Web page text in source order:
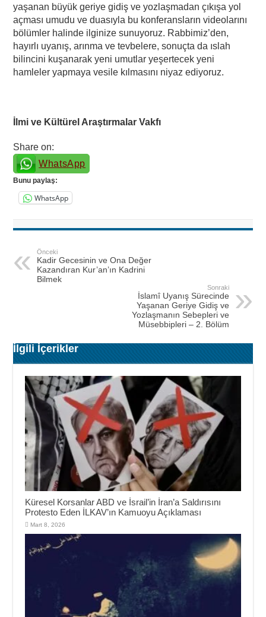
yaşanan büyük geriye gidiş ve yozlaşmadan çıkışa yol
açması umudu ve duasıyla bu konferansların videolarını
bölümler halinde ilginize sunuyoruz. Rabbimiz’den,
hayırlı uyanış, arınma ve tevbelere, sonuçta da ıslah
bilincini kuşanarak yeni umutlar yeşertecek yeni
hamleler yapmaya vesile kılmasını niyaz ediyoruz.
İlmi ve Kültürel Araştırmalar Vakfı
Share on:
WhatsApp
Bunu paylaş:
WhatsApp
Önceki
Kadir Gecesinin ve Ona Değer
Kazandıran Kur’an’ın Kadrini
Bilmek
Sonraki
İslamî Uyanış Sürecinde
Yaşanan Geriye Gidiş ve
Yozlaşmanın Sebepleri ve
Müsebbipleri – 2. Bölüm
İlgili İçerikler
Küresel Korsanlar ABD ve İsrail’in İran’a Saldırısını
Protesto Eden İLKAV’ın Kamuoyu Açıklaması
Mart 8, 2026